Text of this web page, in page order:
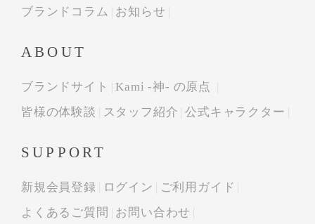
ブランドコラム
お知らせ
ABOUT
ブランドサイト
Kami -神- の原点
皆様の体験談
スタッフ紹介 公式キャラクター
SUPPORT
新規会員登録 ログイン
ご利用ガイド
よくあるご質問
お問い合わせ